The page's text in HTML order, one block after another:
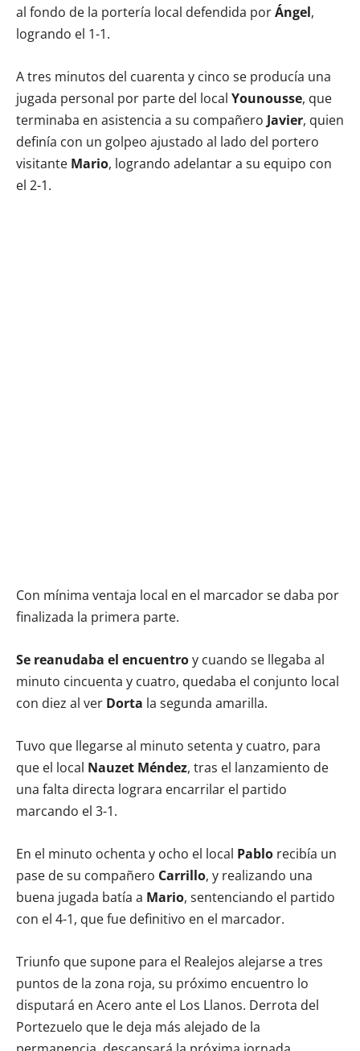
al fondo de la portería local defendida porÁngel,
logrando el 1-1.
A tres minutos del cuarenta y cinco se producía una
jugada personal por parte del local Younousse, que
terminaba en asistencia a su compañero Javier, quien
definía con un golpeo ajustado al lado del portero
visitante Mario, logrando adelantar a su equipo con
el 2-1.
Con mínima ventaja local en el marcador se daba por
finalizada la primera parte.
Se reanudaba el encuentroy cuando se llegaba al
minuto cincuenta y cuatro, quedaba el conjunto local
con diez al ver Dorta la segunda amarilla.
Tuvo que llegarse al minuto setenta y cuatro, para
que el local Nauzet Méndez, tras el lanzamiento de
una falta directa lograra encarrilar el partido
marcando el 3-1.
En el minuto ochenta y ocho el local Pablo recibía un
pase de su compañero Carrillo, y realizando una
buena jugada batía a Mario, sentenciando el partido
con el 4-1, que fue definitivo en el marcador.
Triunfo que supone para el Realejos alejarse a tres
puntos de la zona roja, su próximo encuentro lo
disputará en Acero ante el Los Llanos. Derrota del
Portezuelo que le deja más alejado de la